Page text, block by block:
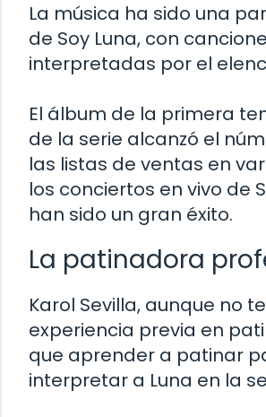
La música ha sido una
de Soy Luna, con
interpretadas por el
El álbum de la primera
de la serie alcanzó el
las listas de ventas en
los conciertos en vivo de
han sido un gran éxito.
La patinadora
Karol Sevilla, aunque no
experiencia previa en
que aprender a patinar
interpretar a Luna en la